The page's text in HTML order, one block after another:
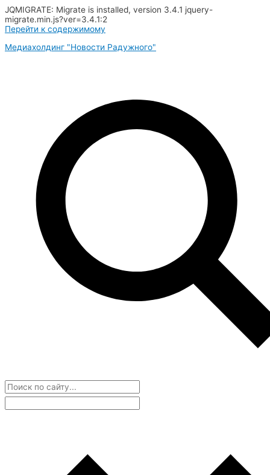
JQMIGRATE: Migrate is installed, version 3.4.1 jquery-
migrate.min.js?ver=3.4.1:2
Перейти к содержимому
Медиахолдинг "Новости Радужного"